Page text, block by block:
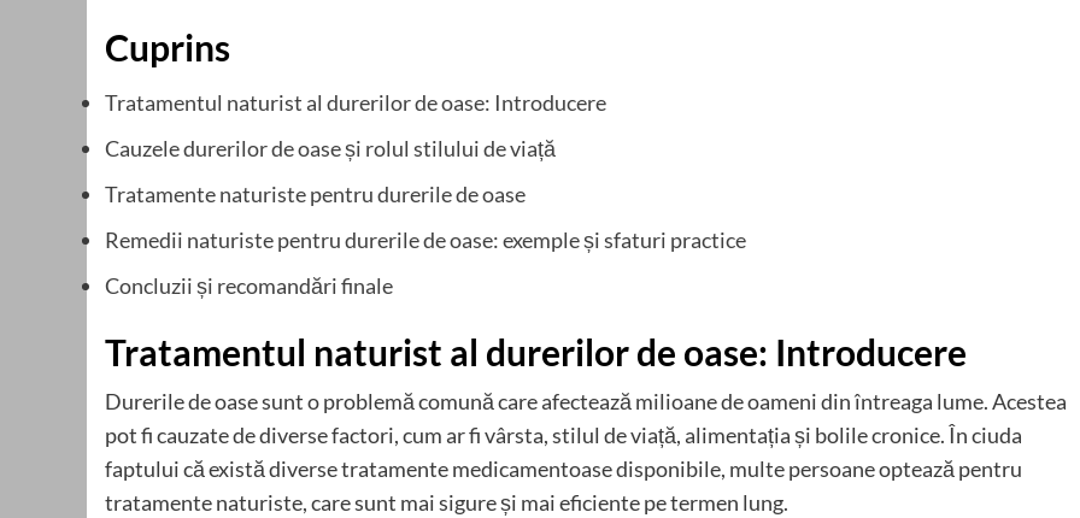
Cuprins
Tratamentul naturist al durerilor de oase: Introducere
Cauzele durerilor de oase și rolul stilului de viață
Tratamente naturiste pentru durerile de oase
Remedii naturiste pentru durerile de oase: exemple și sfaturi practice
Concluzii și recomandări finale
Tratamentul naturist al durerilor de oase: Introducere
Durerile de oase sunt o problemă comună care afectează milioane de oameni din întreaga lume. Acestea
pot fi cauzate de diverse factori, cum ar fi vârsta, stilul de viață, alimentația și bolile cronice. În ciuda
faptului că există diverse tratamente medicamentoase disponibile, multe persoane optează pentru
tratamente naturiste, care sunt mai sigure și mai eficiente pe termen lung.